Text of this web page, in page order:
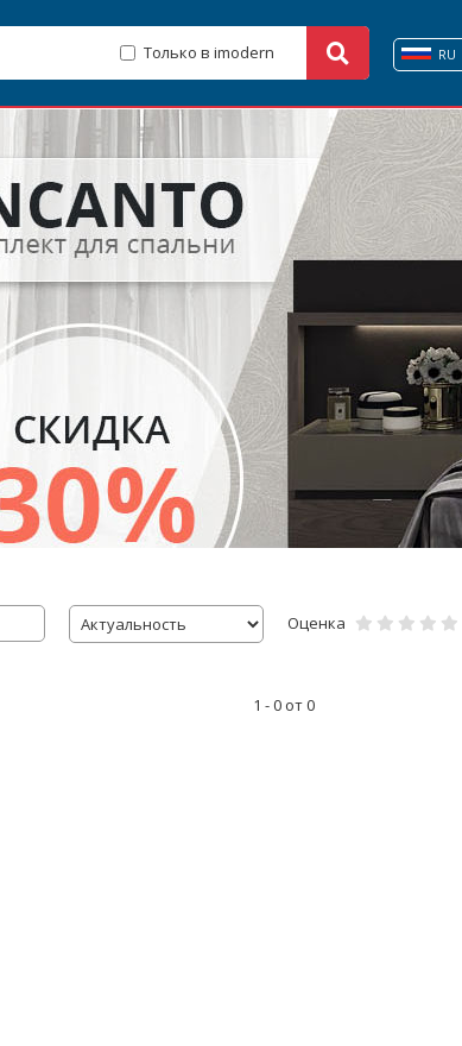
Только в imodern RU
Оценка
1 - 0 от 0